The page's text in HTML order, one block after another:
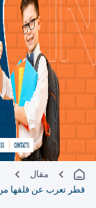
مقال
قطر تعرب عن قلقها من